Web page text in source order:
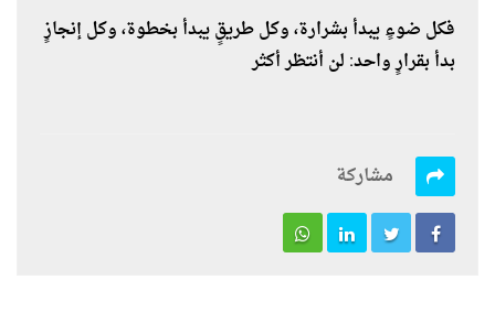
فكل ضوءٍ يبدأ بشرارة، وكل طريقٍ يبدأ بخطوة، وكل إنجازٍ
بدأ بقرارٍ واحد: لن أنتظر أكثر
مشاركة